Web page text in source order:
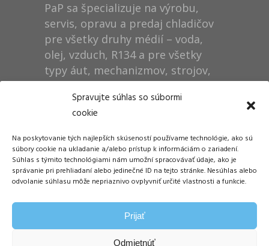
Spravujte súhlas so súbormi
cookie
Na poskytovanie tých najlepších skúseností používame technológie, ako sú
súbory cookie na ukladanie a/alebo prístup k informáciám o zariadení.
Súhlas s týmito technológiami nám umožní spracovávať údaje, ako je
správanie pri prehliadaní alebo jedinečné ID na tejto stránke. Nesúhlas alebo
odvolanie súhlasu môže nepriaznivo ovplyvniť určité vlastnosti a funkcie.
Prijať
Odmietnúť
PaP sa špecializuje na výrobu,
servis, opravu a predaj chladičov
pre všetky druhy médií – voda,
olej, vzduch, R134 a pre všetky
typy áut, mechanizmov, strojov,
technológií, rušňov…
Dušan Pytel P a P
ŠM Stráže
058 01 Poprad
Tel.: +421 905 311 248
info@papdp.sk